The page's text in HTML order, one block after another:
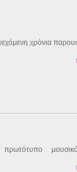
χρόνια
μουσικό